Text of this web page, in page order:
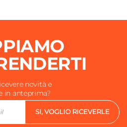
novità e
in anteprima?
SI, VOGLIO RICEVERLE